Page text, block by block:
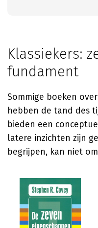
Klassiekers:
fundament
Sommige boeken
hebben de tand des
bieden een
latere inzichten zijn
begrijpen, kan niet